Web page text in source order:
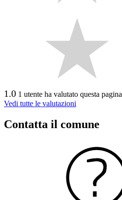
1.0 1 utente ha valutato questa pagina
Vedi tutte le valutazioni
Contatta il comune